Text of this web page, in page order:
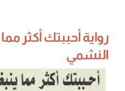
رواية أحببتك أكثر
النشمي